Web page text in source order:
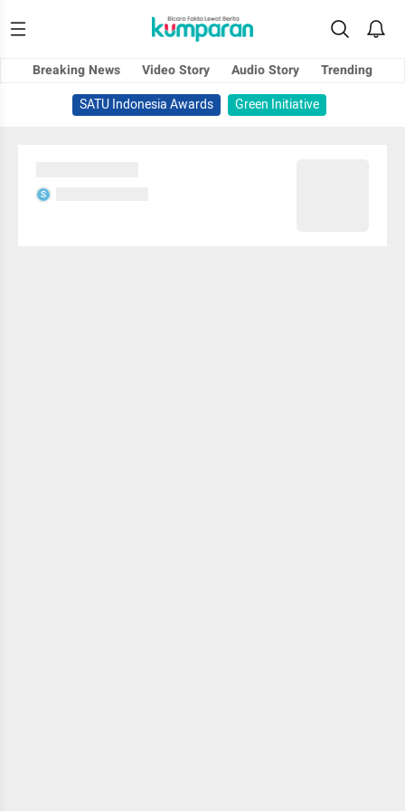
Breaking News Video Story Audio Story
Trending
SATU Indonesia Awards
Green Initiative
S